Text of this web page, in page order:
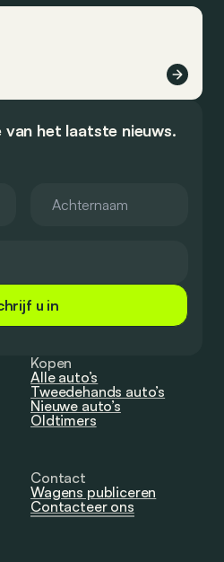
het laatste nieuws.
u in
Kopen
Alle auto’s
Tweedehands auto’s
Nieuwe auto’s
Oldtimers
Contact
Wagens publiceren
Contacteer ons